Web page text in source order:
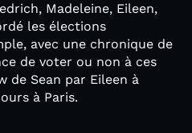
Madeleine, Eileen,
les élections
avec une chronique de
de voter ou non à ces
de Sean par Eileen à
à Paris.